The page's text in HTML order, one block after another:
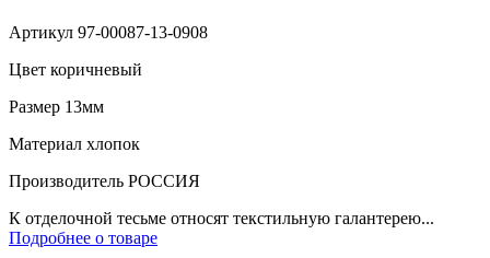
Артикул 97-00087-13-0908
Цвет коричневый
Размер 13мм
Материал хлопок
Производитель РОССИЯ
К отделочной тесьме относят текстильную галантерею...
Подробнее о товаре